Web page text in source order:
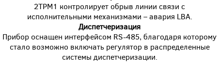
2ТРМ1 контролирует обрыв линии связи с
исполнительными механизмами – авария LBA.
Диспетчеризация
Прибор оснащен интерфейсом RS-485, благодаря которому
стало возможно включать регулятор в распределенные
системы диспетчеризации.